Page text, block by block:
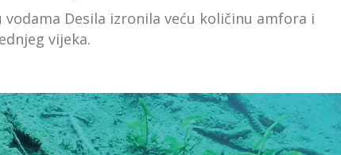
vodama Desila izronila veću količinu amfora i
vijeka.